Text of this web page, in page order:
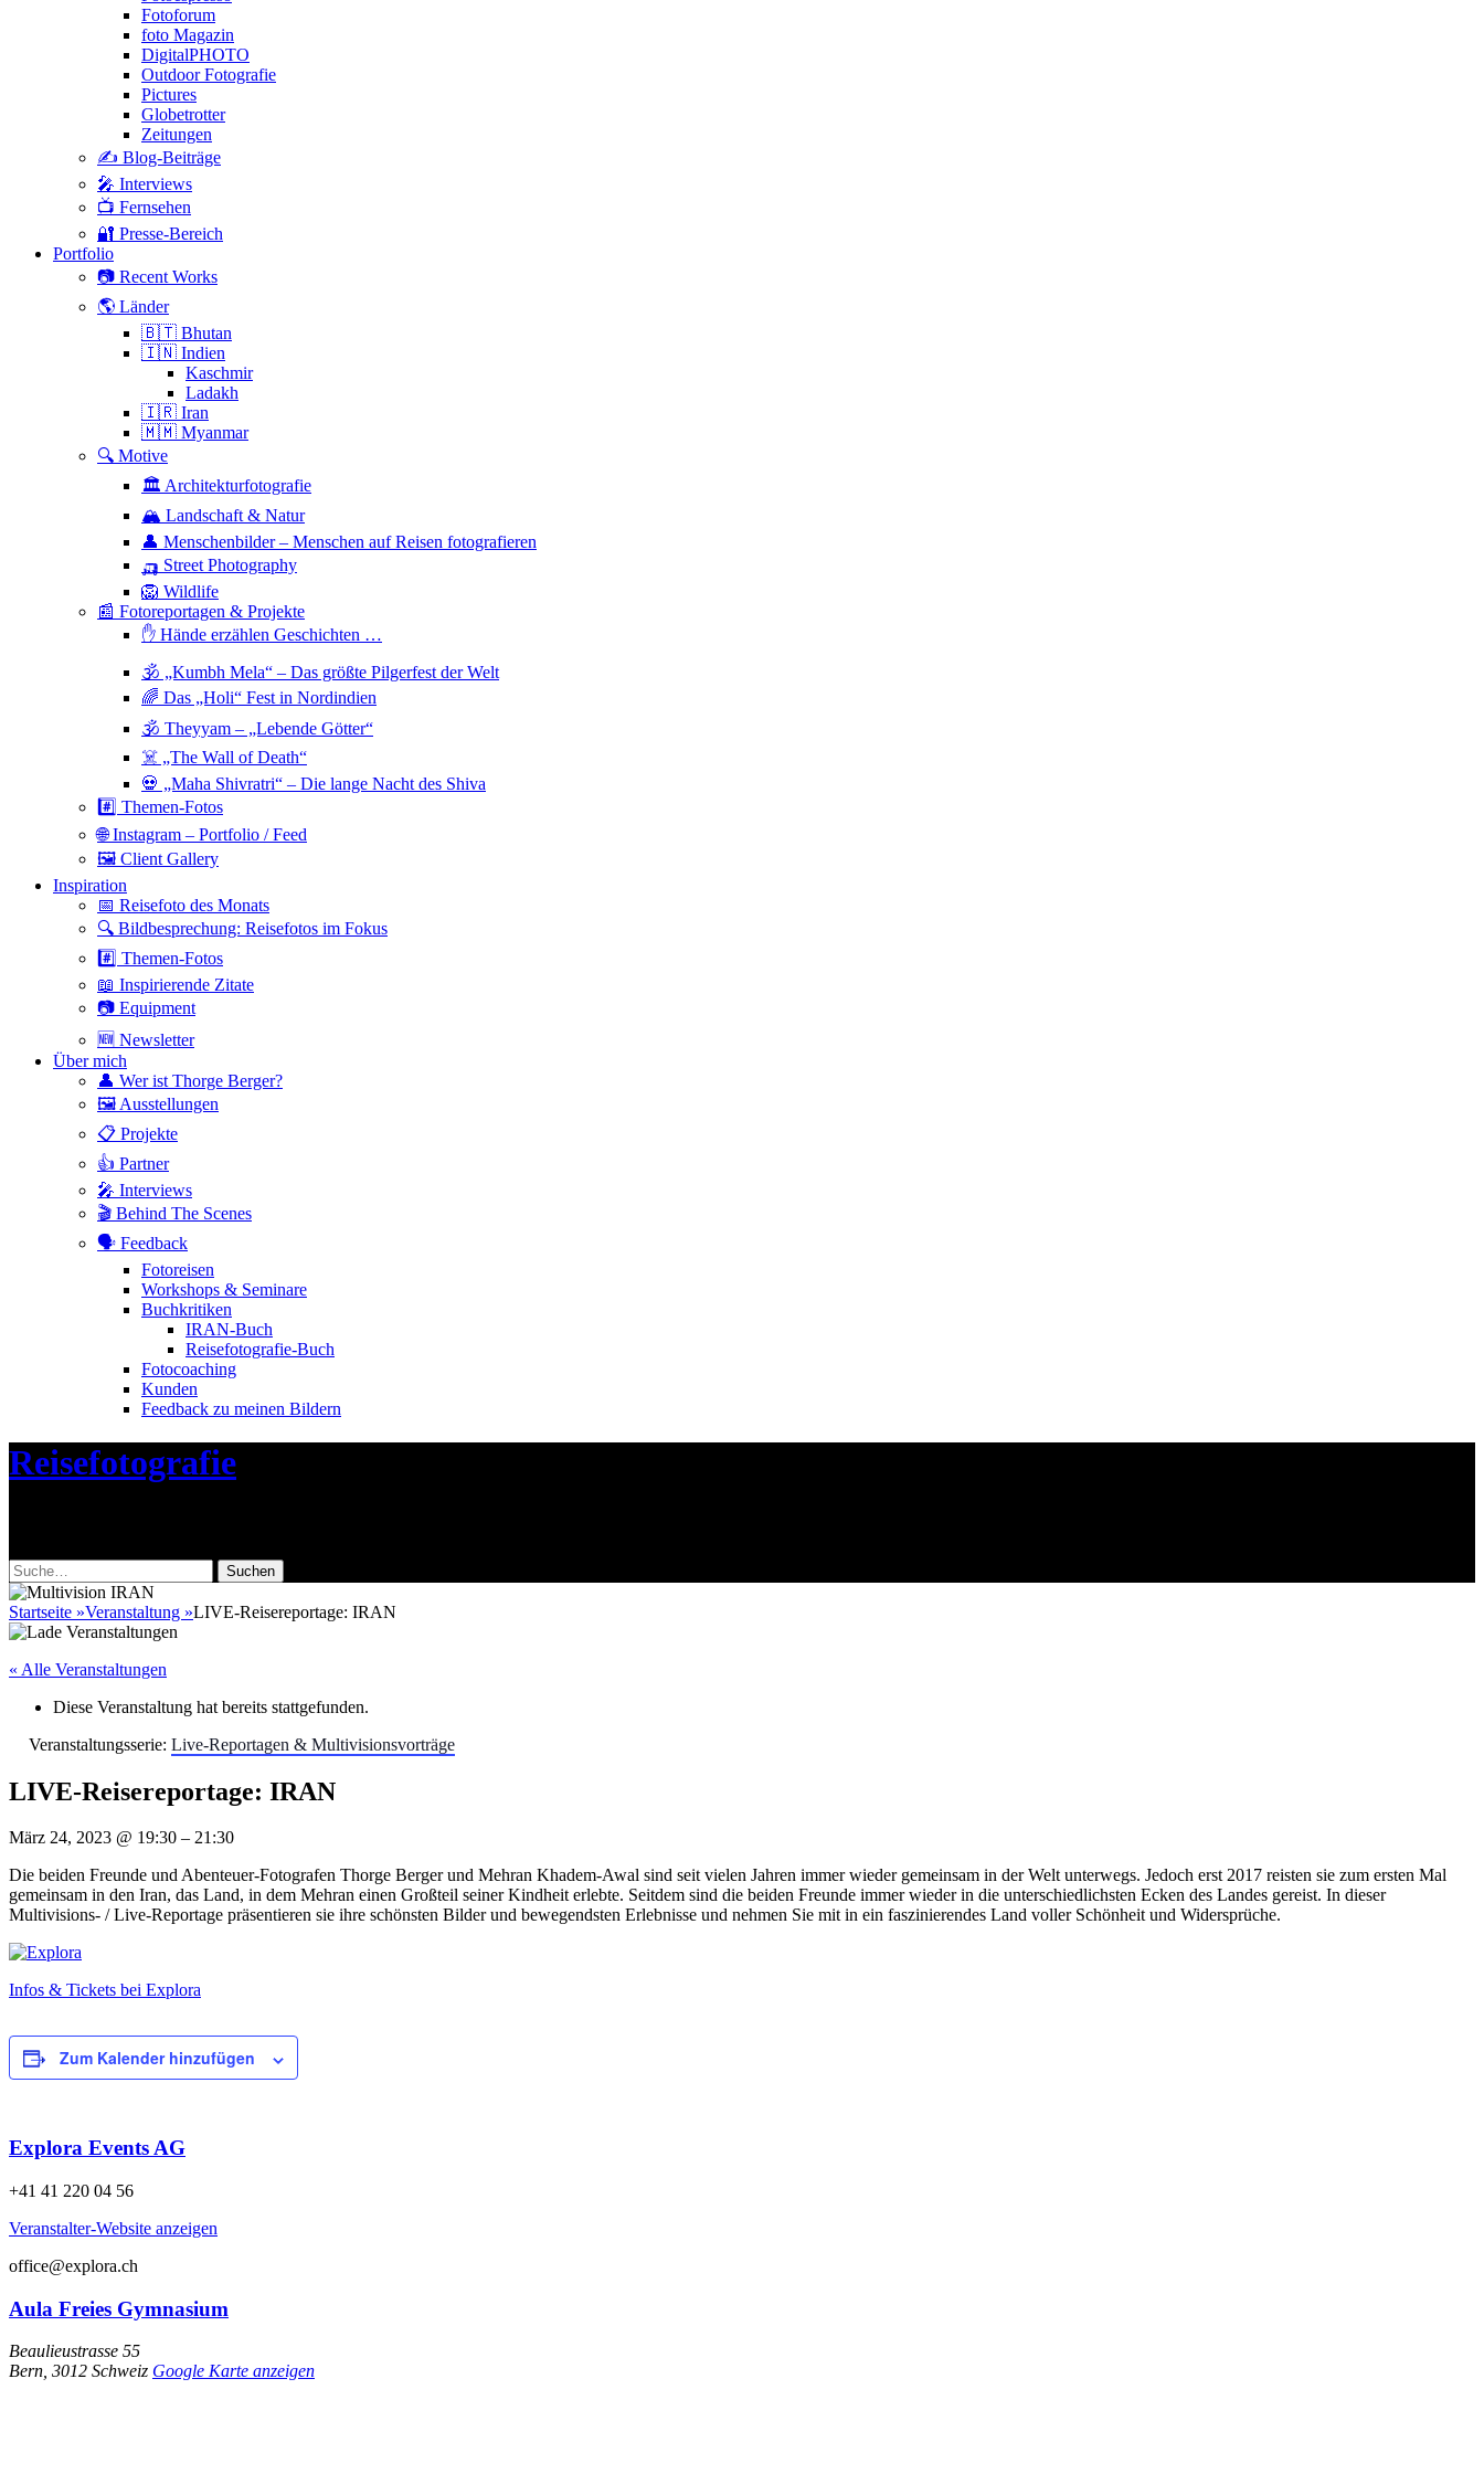
Fotoforum
foto Magazin
DigitalPHOTO
Outdoor Fotografie
Pictures
Globetrotter
Zeitungen
✍️ Blog-Beiträge
🎤 Interviews
📺 Fernsehen
🔐 Presse-Bereich
Portfolio
📷 Recent Works
🌎 Länder
🇧🇹 Bhutan
🇮🇳 Indien
Kaschmir
Ladakh
🇮🇷 Iran
🇲🇲 Myanmar
🔍 Motive
🏛 Architekturfotografie
🏔 Landschaft & Natur
👤 Menschenbilder – Menschen auf Reisen fotografieren
🛺 Street Photography
🦁 Wildlife
📰 Fotoreportagen & Projekte
✋ Hände erzählen Geschichten …
🕉 „Kumbh Mela“ – Das größte Pilgerfest der Welt
🌈 Das „Holi“ Fest in Nordindien
🕉 Theyyam – „Lebende Götter“
☠️ „The Wall of Death“
💀 „Maha Shivratri“ – Die lange Nacht des Shiva
#️⃣ Themen-Fotos
🌐 Instagram – Portfolio / Feed
🖼 Client Gallery
Inspiration
📅 Reisefoto des Monats
🔍 Bildbesprechung: Reisefotos im Fokus
#️⃣ Themen-Fotos
📖 Inspirierende Zitate
📷 Equipment
🆕 Newsletter
Über mich
👤 Wer ist Thorge Berger?
🖼 Ausstellungen
📋 Projekte
👍 Partner
🎤 Interviews
🎬 Behind The Scenes
🗣 Feedback
Fotoreisen
Workshops & Seminare
Buchkritiken
IRAN-Buch
Reisefotografie-Buch
Fotocoaching
Kunden
Feedback zu meinen Bildern
Header
Toggle
Reisefotografie
Facebook
Instagram
Suche
nach:
Startseite »Veranstaltung »LIVE-Reisereportage: IRAN
« Alle Veranstaltungen
Diese Veranstaltung hat bereits stattgefunden.
Veranstaltungsserie: Live-Reportagen & Multivisionsvorträge
LIVE-Reisereportage: IRAN
März 24, 2023 @ 19:30 – 21:30
Die beiden Freunde und Abenteuer-Fotografen Thorge Berger und Mehran Khadem-Awal sind seit vielen Jahren immer wieder gemeinsam in der Welt unterwegs. Jedoch erst 2017 reisten sie zum ersten Mal
gemeinsam in den Iran, das Land, in dem Mehran einen Großteil seiner Kindheit erlebte. Seitdem sind die beiden Freunde immer wieder in die unterschiedlichsten Ecken des Landes gereist. In dieser
Multivisions- / Live-Reportage präsentieren sie ihre schönsten Bilder und bewegendsten Erlebnisse und nehmen Sie mit in ein faszinierendes Land voller Schönheit und Widersprüche.
Infos & Tickets bei Explora
Zum Kalender hinzufügen
Explora Events AG
+41 41 220 04 56
Veranstalter-Website anzeigen
office@explora.ch
Aula Freies Gymnasium
Beaulieustrasse 55
Bern 3012 Schweiz Google Karte anzeigen